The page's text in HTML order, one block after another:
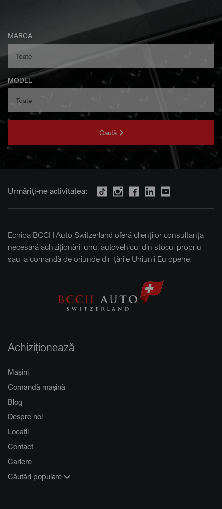
MARCA
MODEL
Caută
Urmăriți-ne activitatea:
Echipa BCCH Auto Switzerland oferă clienților consultanța
necesară achiziționării unui autovehicul din stocul propriu
sau la comandă de oriunde din țările Uniunii Europene.
Achiziționează
Mașini
Comandă mașină
Blog
Despre noi
Locații
Contact
Cariere
Căutări populare